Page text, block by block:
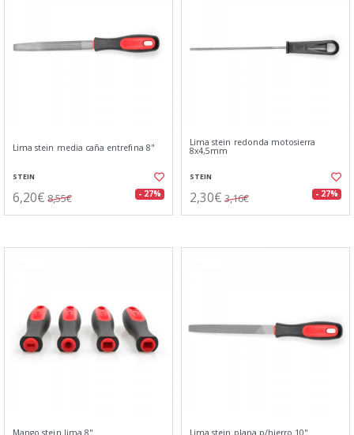
Lima stein media caña entrefina 8"
STEIN
6,20€ 8,55€ - 27%
Lima stein redonda motosierra
8x4,5mm
STEIN
2,30€ 3,16€ - 27%
Mango stein lima 8" Lima stein plana p/hierro 10"